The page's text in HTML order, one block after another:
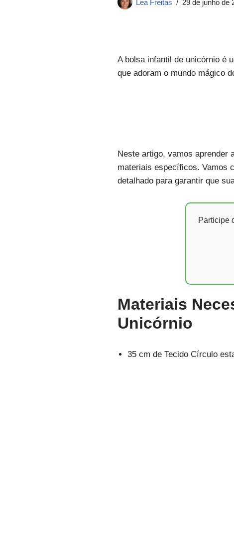
Lea Freitas 29 de junho de
A bolsa infantil de unicórnio é
que adoram o mundo mágico
Neste artigo, vamos aprender
materiais específicos. Vamos
detalhado para garantir que
Participe
Materiais
Unicórnio
35 cm de Tecido Círculo